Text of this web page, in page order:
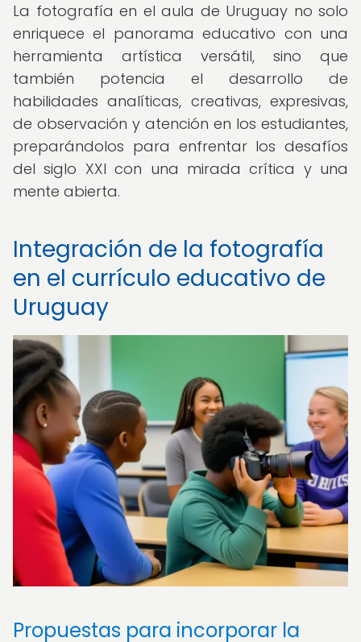
La fotografía en el aula de Uruguay no solo
enriquece el panorama educativo con una
herramienta artística versátil, sino que
también potencia el desarrollo de
habilidades analíticas, creativas, expresivas,
de observación y atención en los estudiantes,
preparándolos para enfrentar los desafíos
del siglo XXI con una mirada crítica y una
mente abierta.
Integración de la fotografía
en el currículo educativo de
Uruguay
Propuestas para incorporar la